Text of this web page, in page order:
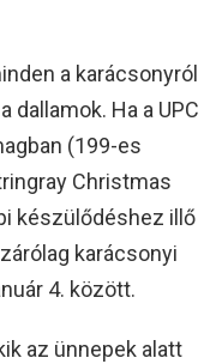
a karácsonyról
dallamok. Ha a UPC
(199-es
Christmas
készülődéshez illő
karácsonyi
4. között.
az ünnepek alatt